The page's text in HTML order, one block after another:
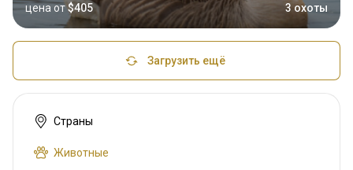
цена от$405 3 охоты
Загрузить ещё
Страны
Животные